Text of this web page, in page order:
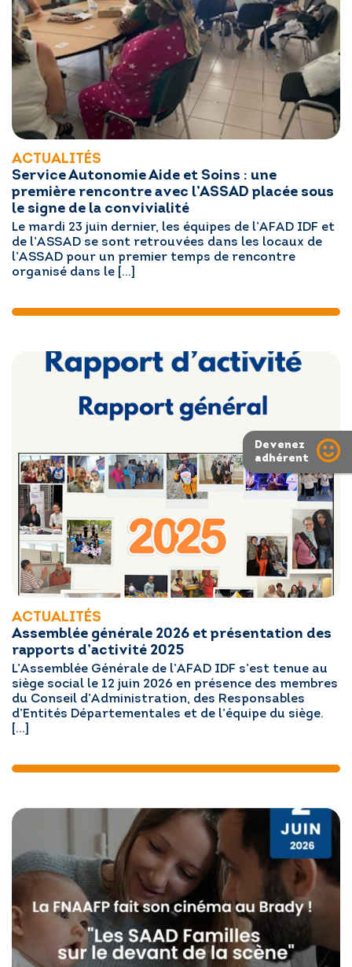
ACTUALITÉS
Service Autonomie Aide et Soins : une
première rencontre avec l’ASSAD placée sous
le signe de la convivialité
Le mardi 23 juin dernier, les équipes de l’AFAD IDF et
de l’ASSAD se sont retrouvées dans les locaux de
l’ASSAD pour un premier temps de rencontre
organisé dans le […]
ACTUALITÉS
Assemblée générale 2026 et présentation des
rapports d’activité 2025
L’Assemblée Générale de l’AFAD IDF s’est tenue au
siège social le 12 juin 2026 en présence des membres
du Conseil d’Administration, des Responsables
d’Entités Départementales et de l’équipe du siège.
[…]
Devenez
adhérent